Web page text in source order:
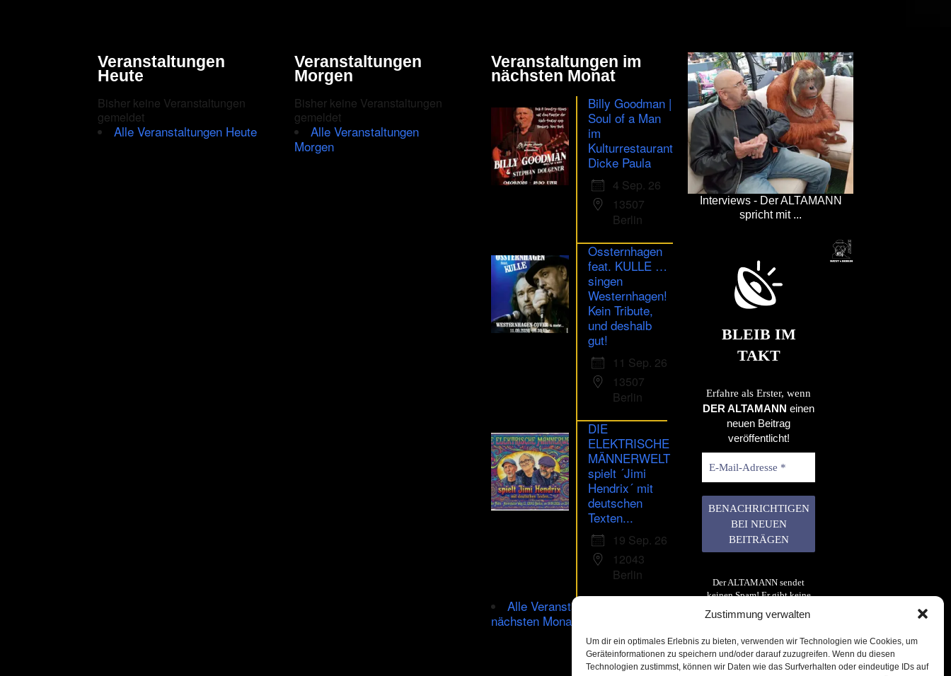
Zustimmung verwalten
Um dir ein optimales Erlebnis zu bieten, verwenden wir Technologien wie Cookies, um
Geräteinformationen zu speichern und/oder darauf zuzugreifen. Wenn du diesen
Technologien zustimmst, können wir Daten wie das Surfverhalten oder eindeutige IDs auf
Veranstaltungen
Heute
Bisher keine Veranstaltungen
gemeldet
Alle Veranstaltungen Heute
Veranstaltungen
Morgen
Bisher keine Veranstaltungen
gemeldet
Alle Veranstaltungen
Morgen
Veranstaltungen im
nächsten Monat
Billy Goodman |
Soul of a Man
im
Kulturrestaurant
Dicke Paula
4 Sep. 26
13507
Berlin
Ossternhagen
feat. KULLE …
singen
Westernhagen!
Kein Tribute,
und deshalb
gut!
11 Sep. 26
13507
Berlin
DIE
ELEKTRISCHE
MÄNNERWELT
spielt ´Jimi
Hendrix´ mit
deutschen
Texten...
19 Sep. 26
12043
Berlin
Alle Veranstaltungen im
nächsten Monat
Interviews - Der ALTAMANN
spricht mit ...
BLEIB IM
TAKT
Erfahre als Erster, wenn
DER ALTAMANN einen
neuen Beitrag
veröffentlicht!
Der ALTAMANN sendet
keinen Spam! Er gibt keine
Daten an dritte weiter. Erfahre
mehr in unserer
Datenschutzerklärung.